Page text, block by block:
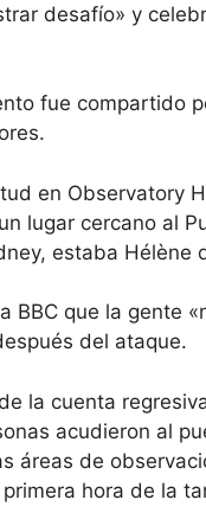
desafío» y
fue compartido
en Observatory
lugar cercano al
estaba Hélène
BBC que la gente
del ataque.
la cuenta
acudieron al
áreas de
hora de la